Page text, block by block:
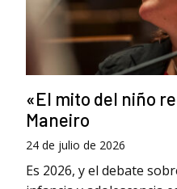
«El mito del niño
Maneiro
24 de julio de 2026
Es 2026, y el debate